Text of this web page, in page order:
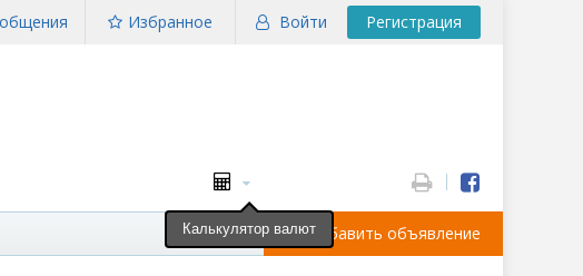
Войти Регистрация
Избранное
Добавить объявление
Калькулятор валют